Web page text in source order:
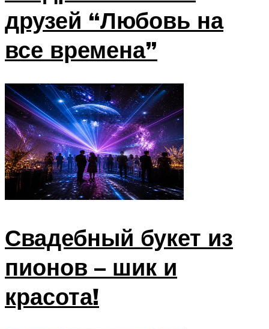
друзей “Любовь на
все времена”
Свадебный букет из
пионов – шик и
красота!